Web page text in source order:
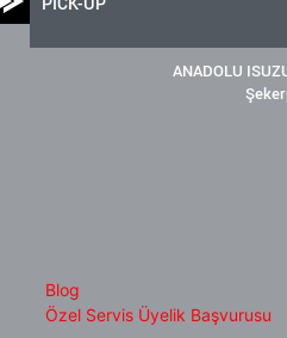
ANADOLU
Blog
Özel Servis Üyelik Başvurusu